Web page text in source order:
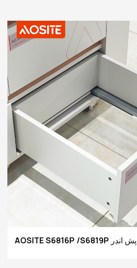
AOSITE S6816P /S6819P مڪمل ايڪسٽينشن پش انڊر